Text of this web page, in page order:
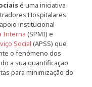
é uma iniciativa
Hospitalares
institucional
Interna (SPMI) e
Social (APSS) que
o fenómeno dos
a sua quantificação
para minimização do